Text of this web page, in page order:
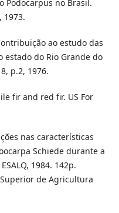
Podocarpus no Brasil.
1973.
ao estudo das
do Rio Grande do
p.2, 1976.
fir and red fir. US For
nas características
Schiede durante a
1984. 142p.
de Agricultura